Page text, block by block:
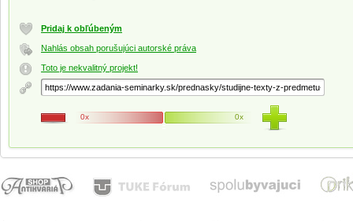
Pridaj k obľúbeným
Nahlás obsah porušujúci autorské práva
Toto je nekvalitný projekt!
0x 0x